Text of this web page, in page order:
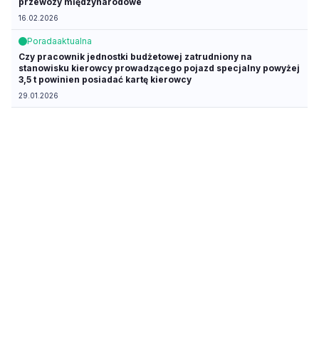
16.02.2026
Poradaaktualna
Czy pracownik jednostki budżetowej zatrudniony na
stanowisku kierowcy prowadzącego pojazd specjalny powyżej
3,5 t powinien posiadać kartę kierowcy
29.01.2026